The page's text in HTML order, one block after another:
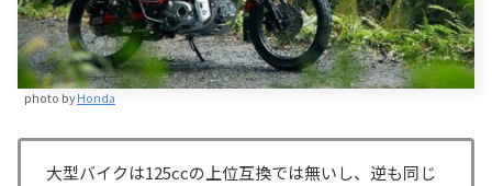
photo byHonda
大型バイクは125ccの上位互換では無いし、逆も同じ